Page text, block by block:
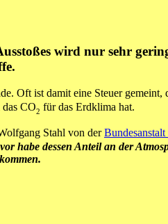
wird nur sehr
Oft ist damit eine Steuer
CO2 für das Erdklima hat.
Stahl von der
habe dessen Anteil an der